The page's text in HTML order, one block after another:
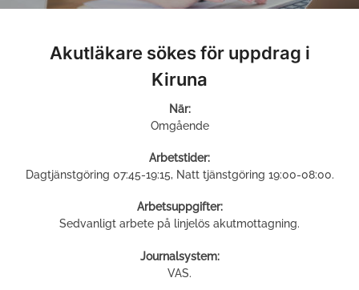
Akutläkare sökes för uppdrag i
Kiruna
När:
Omgående
Arbetstider:
Dagtjänstgöring 07:45-19:15, Natt tjänstgöring 19:00-08:00.
Arbetsuppgifter:
Sedvanligt arbete på linjelös akutmottagning.
Journalsystem:
VAS.